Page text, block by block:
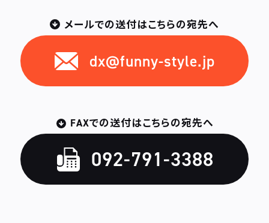
メールでの送付はこちらの宛先へ
dx@funny-style.jp
FAXでの送付はこちらの宛先へ
092-791-3388